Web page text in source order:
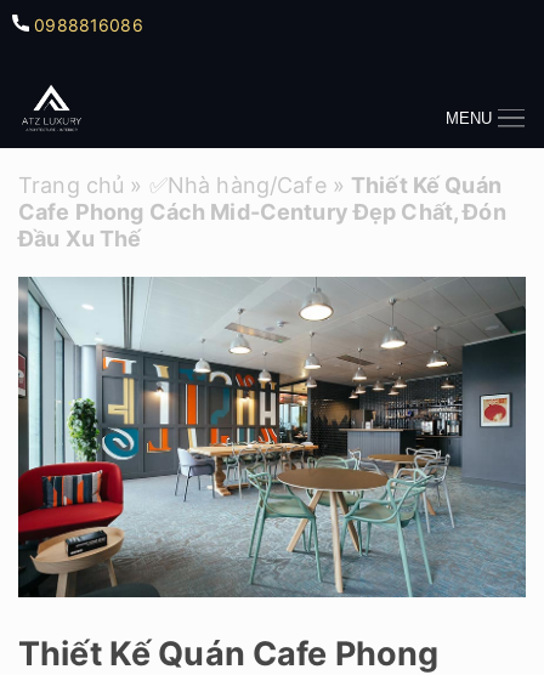
0988816086
MENU
Trang chủ » ✅Nhà hàng/Cafe» Thiết Kế Quán
Cafe Phong Cách Mid-Century Đẹp Chất, Đón
Đầu Xu Thế
Thiết Kế Quán Cafe Phong